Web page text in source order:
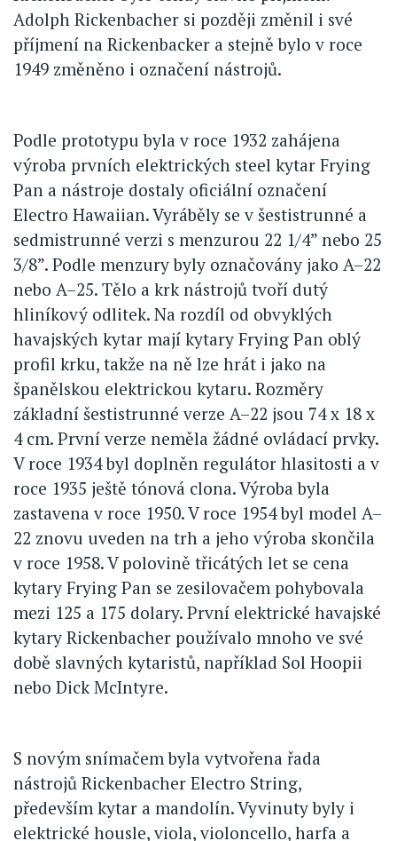
Adolph Rickenbacher si později změnil i své
příjmení na Rickenbacker a stejně bylo v roce
1949 změněno i označení nástrojů.
Podle prototypu byla v roce 1932 zahájena
výroba prvních elektrických steel kytar Frying
Pan a nástroje dostaly oficiální označení
Electro Hawaiian. Vyráběly se v šestistrunné a
sedmistrunné verzi s menzurou 22 1/4” nebo 25
3/8”. Podle menzury byly označovány jako A–22
nebo A–25. Tělo a krk nástrojů tvoří dutý
hliníkový odlitek. Na rozdíl od obvyklých
havajských kytar mají kytary Frying Pan oblý
profil krku, takže na ně lze hrát i jako na
španělskou elektrickou kytaru. Rozměry
základní šestistrunné verze A–22 jsou 74 x 18 x
4 cm. První verze neměla žádné ovládací prvky.
V roce 1934 byl doplněn regulátor hlasitosti a v
roce 1935 ještě tónová clona. Výroba byla
zastavena v roce 1950. V roce 1954 byl model A–
22 znovu uveden na trh a jeho výroba skončila
v roce 1958. V polovině třicátých let se cena
kytary Frying Pan se zesilovačem pohybovala
mezi 125 a 175 dolary. První elektrické havajské
kytary Rickenbacher používalo mnoho ve své
době slavných kytaristů, například Sol Hoopii
nebo Dick McIntyre.
S novým snímačem byla vytvořena řada
nástrojů Rickenbacher Electro String,
především kytar a mandolín. Vyvinuty byly i
elektrické housle, viola, violoncello, harfa a